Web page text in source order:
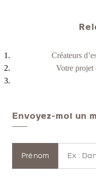
Créateurs
Votre projet
Envoyez-moi un
Prénom